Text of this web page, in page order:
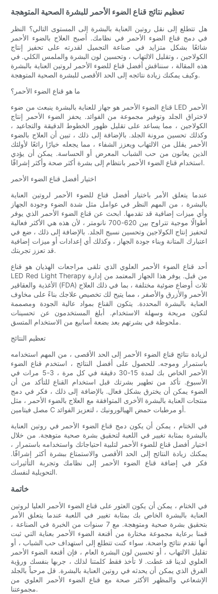
تعظيم نتائج قناع الضوء الأحمر للبشرة الصحية المتوهجة
هل تتطلع إلى نقل روتين العناية بالبشرة إلى المستوى التالي؟ النظر
في دمج قناع الضوء الأحمر في نظامك. أصبح العلاج بالضوء الأحمر
شائعًا بشكل متزايد في صناعة التجميل لقدرته على تحفيز إنتاج
الكولاجين ، وتقليل الالتهاب ، وتحسين لون البشرة والملمس الكلي. في
هذه المقالة ، سنناقش أفضل قناع للضوء الأحمر لروتين العناية بالبشرة
وكيف يمكنك زيادة نتائجه إلى الحد الأقصى للبشرة الصحية المتوهجة.
ما هو قناع الضوء الأحمر؟
قناع الضوء الأحمر هو جهاز للعناية بالبشرة ينبعث من ضوء LED الأحمر
لاختراق الجلد وتوفير مجموعة من الفوائد. يحفز الضوء الأحمر إنتاج
الكولاجين ، مما يساعد على تقليل ظهور الخطوط الدقيقة والتجاعيد ،
وكذلك تحسين مرونة الجلد. بالإضافة إلى ذلك ، تبين أن العلاج بالضوء
الأحمر يقلل من الالتهاب ويعزز الشفاء ، مما يجعله خيارًا رائعًا لأولئك
الذين يعانون من حب الشباب المعرض أو الحساسة. يمكن أن يؤدي
استخدام قناع الضوء الأحمر بانتظام إلى بشرة أكثر صحة وأكثر إشراقًا.
اختيار أفضل قناع الضوء الأحمر
عندما يتعلق الأمر باختيار أفضل قناع للضوء الأحمر لروتين العناية
بالبشرة ، من المهم النظر في عوامل مثل شدة الضوء وجودة الجهاز
وأي ميزات إضافية قد تقدمها. ابحث عن قناع الضوء الأحمر الذي يوفر
أطوالًا موجية تتراوح بين 620-700 نانومتر ، لأن هذه هي الأكثر فعالية
لتحفيز إنتاج الكولاجين وتحسين نسيج الجلد. بالإضافة إلى ذلك ، ضع في
اعتبارك المتانة وبناء جودة الجهاز ، وكذلك أي إعدادات أو ميزات إضافية
قد تعزز تجربتك.
أحد قناع الضوء الأحمر العلوي الذي تلقى مراجعات الهذيان هو قناع
LED Red Light Therapy من قبل. يوفر هذا الجهاز المعتمد من إدارة
الأغذية والعقاقير (FDA) ثلاث أوضاع ضوئية مختلفة ، بما في ذلك العلاج
الأحمر والأزرق والأصفر ، مما يتيح لك تخصيص علاجك بناءً على مخاوف
العناية بالبشرة المحددة. يتكون القناع بمواد عالية الجودة ومصممة
لتكون مريحة وسهلة الاستخدام. أبلغ المستخدمون عن تحسينات
ملحوظة في بشرتهم بعد بضعة أسابيع من الاستخدام المتسق.
تعظيم النتائج
لزيادة نتائج قناع الضوء الأحمر إلى الحد الأقصى ، من المهم استخدامه
باستمرار وموجه. للحصول على أفضل النتائج ، استخدم قناع الضوء
الأحمر الخاص بك لمدة 15-30 دقيقة في كل مرة ، 3-5 مرات في
الأسبوع. تأكد من تطهير بشرتك قبل استخدام القناع للتأكد من أن
الضوء يمكن أن يخترق بشكل فعال. بالإضافة إلى ذلك ، فكر في دمج
منتجات العناية بالبشرة الأخرى المتوافقة مع العلاج بالضوء الأحمر ، مثل
مصل فيتامين C أو مرطبات حمض الهيالورونيك ، لتعزيز الفوائد.
في الختام ، يمكن أن يكون دمج قناع الضوء الأحمر في روتين العناية
بالبشرة بمثابة تغيير في اللعبة لتحقيق بشرة صحية متوهجة. من خلال
اختيار أفضل قناع للضوء الأحمر لتلبية احتياجاتك واستخدامه باستمرار ،
يمكنك زيادة النتائج إلى الحد الأقصى والاستمتاع ببشرة أكثر إشراقًا.
فكر في إضافة قناع الضوء الأحمر إلى نظامك وتجربة التأثيرات
التحويلية لنفسك.
خاتمة
في الختام ، يمكن أن يكون العثور على قناع الضوء الأحمر العليا لروتين
العناية بالبشرة الخاص بك بمثابة تغيير في اللعبة عندما يتعلق الأمر
بتحقيق بشرة صحية ومتوهجة. مع 7 سنوات من الخبرة في الصناعة ،
قمنا برعاية مجموعة مختارة من أقنعة الضوء الأحمر بعناية التي ثبت
أنها تقدم نتائج واضحة. سواء كنت تتطلع إلى استهداف حب الشباب ، أو
تقليل الالتهاب ، أو تحسين لون البشرة العام ، فإن أقنعة الضوء الأحمر
العلوي لدينا قد غطت. لا تأخذ فقط كلمتنا لذلك ، جربها بنفسك ورؤية
الفرق الذي يمكن أن يحدثه في روتين العناية بالبشرة. قل مرحباً بالجلد
الإشعاعي والمظهر الأكثر صحة مع قناع الضوء الأحمر العلوي من
مجموعتنا.